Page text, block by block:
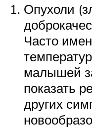
Опухоли
Часто
малышей
показать
других